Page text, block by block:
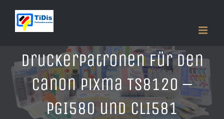
Inhalt
Druckerpatronen für den
Canon Pixma TS8120 –
PGI580 und CLI581